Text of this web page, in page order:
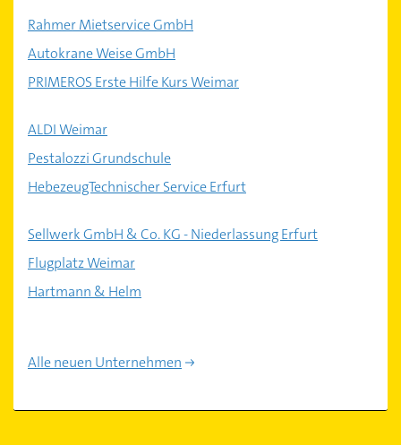
Rahmer Mietservice GmbH
Autokrane Weise GmbH
PRIMEROS Erste Hilfe Kurs Weimar
ALDI Weimar
Pestalozzi Grundschule
HebezeugTechnischer Service Erfurt
Sellwerk GmbH & Co. KG - Niederlassung Erfurt
Flugplatz Weimar
Hartmann & Helm
Alle neuen Unternehmen